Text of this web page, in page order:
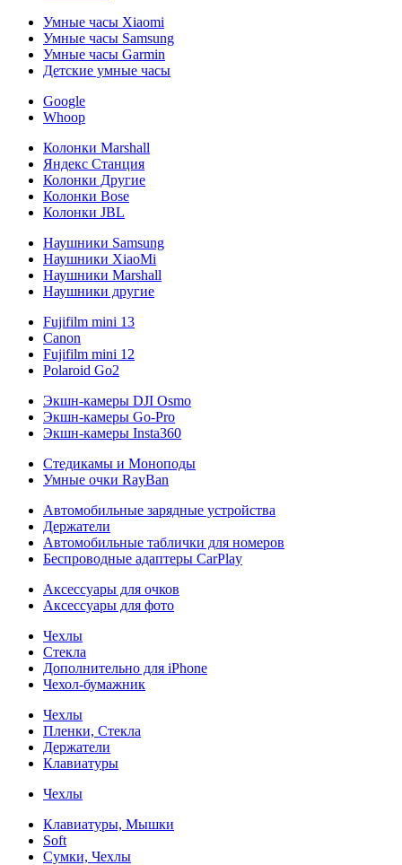
Умные часы Xiaomi
Умные часы Samsung
Умные часы Garmin
Детские умные часы
Google
Whoop
Колонки Marshall
Яндекс Станция
Колонки Другие
Колонки Bose
Колонки JBL
Наушники Samsung
Наушники XiaoMi
Наушники Marshall
Наушники другие
Fujifilm mini 13
Canon
Fujifilm mini 12
Polaroid Go2
Экшн-камеры DJI Osmo
Экшн-камеры Go-Pro
Экшн-камеры Insta360
Стедикамы и Моноподы
Умные очки RayBan
Автомобильные зарядные устройства
Держатели
Автомобильные таблички для номеров
Беспроводные адаптеры CarPlay
Аксессуары для очков
Аксессуары для фото
Чехлы
Стекла
Дополнительно для iPhone
Чехол-бумажник
Чехлы
Пленки, Стекла
Держатели
Клавиатуры
Чехлы
Клавиатуры, Мышки
Soft
Сумки, Чехлы